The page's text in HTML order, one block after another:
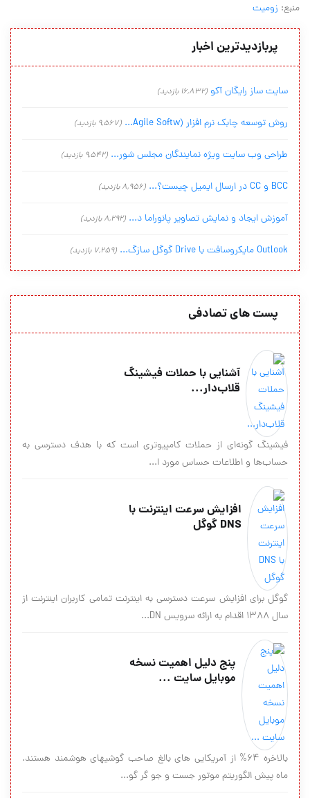
منبع: زومیت
پربازدیدترین اخبار
سایت ساز رایگان آکو (16,832 بازدید)
روش توسعه چابک نرم افزار (Agile Softw... (9,567 بازدید)
طراحی وب سایت ویژه نمایندگان مجلس شور... (9,542 بازدید)
BCC و CC در ارسال ایمیل چیست؟... (8,956 بازدید)
آموزش ایجاد و نمایش تصاویر پانوراما د... (8,292 بازدید)
Outlook مایکروسافت با Drive گوگل سازگ... (7,259 بازدید)
پست های تصادفی
آشنایی با حملات فیشینگ
قلاب‌دار...
فیشینگ گونه‌ای از حملات کامپیوتری است که با هدف دسترسی به
حساب‌ها و اطلاعات حساس مورد ا...
افزایش سرعت اینترنت با
DNS گوگل
گوگل برای افزایش سرعت دسترسی به اینترنت تمامی کاربران اینترنت از
سال ۱۳۸۸ اقدام به ارائه سرویس DN...
پنج دلیل اهمیت نسخه
موبایل سایت ...
بالاخره ۶۴% از آمریکایی های بالغ صاحب گوشیهای هوشمند هستند.
ماه پیش الگوریتم موتور جست و جو گر گو...